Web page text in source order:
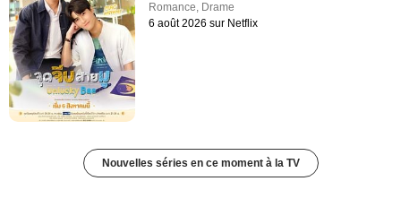
Romance, Drame
6 août 2026 sur Netflix
Nouvelles séries en ce moment à la TV